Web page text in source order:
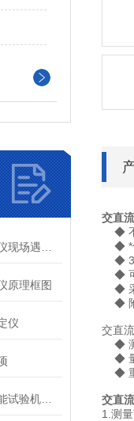
原理框图
仪
交直
◆ 不
◆ *
◆
◆ 可
◆ 采
◆ 附
交直
◆ 测
◆ 量
◆ 重
交直
1.测